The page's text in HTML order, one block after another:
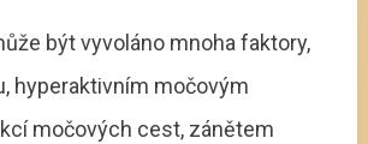
být vyvoláno mnoha faktory,
hyperaktivním močovým
močových cest, zánětem